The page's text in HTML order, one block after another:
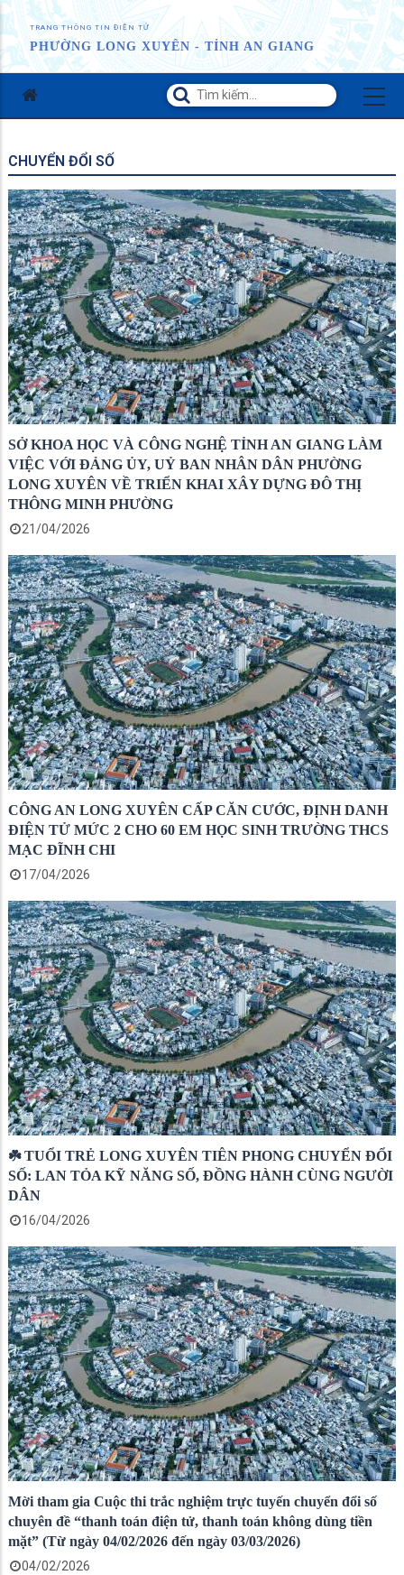
TRANG THÔNG TIN ĐIỆN TỬ
PHƯỜNG LONG XUYÊN - TỈNH AN GIANG
CHUYỂN ĐỔI SỐ
SỞ KHOA HỌC VÀ CÔNG NGHỆ TỈNH AN GIANG LÀM
VIỆC VỚI ĐẢNG ỦY, UỶ BAN NHÂN DÂN PHƯỜNG
LONG XUYÊN VỀ TRIỂN KHAI XÂY DỰNG ĐÔ THỊ
THÔNG MINH PHƯỜNG
21/04/2026
CÔNG AN LONG XUYÊN CẤP CĂN CƯỚC, ĐỊNH DANH
ĐIỆN TỬ MỨC 2 CHO 60 EM HỌC SINH TRƯỜNG THCS
MẠC ĐĨNH CHI
17/04/2026
☘️ TUỔI TRẺ LONG XUYÊN TIÊN PHONG CHUYỂN ĐỔI
SỐ: LAN TỎA KỸ NĂNG SỐ, ĐỒNG HÀNH CÙNG NGƯỜI
DÂN
16/04/2026
Mời tham gia Cuộc thi trắc nghiệm trực tuyến chuyển đổi số
chuyên đề “thanh toán điện tử, thanh toán không dùng tiền
mặt” (Từ ngày 04/02/2026 đến ngày 03/03/2026)
04/02/2026